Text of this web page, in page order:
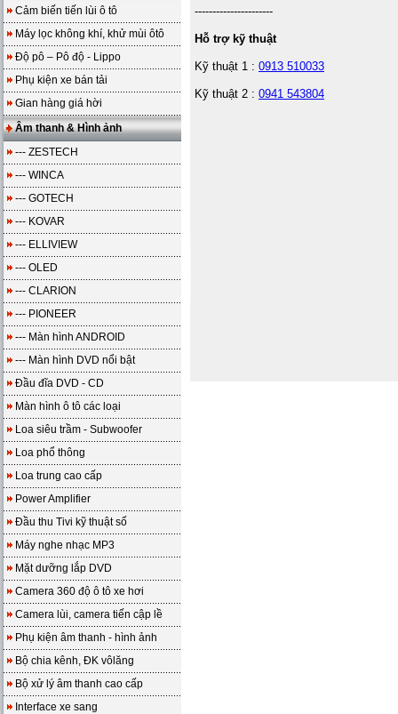
Cảm biến tiến lùi ô tô
Máy lọc không khí, khử mùi ôtô
Độ pô – Pô độ - Lippo
Phụ kiện xe bán tải
Gian hàng giá hời
Âm thanh & Hình ảnh
--- ZESTECH
--- WINCA
--- GOTECH
--- KOVAR
--- ELLIVIEW
--- OLED
--- CLARION
--- PIONEER
--- Màn hình ANDROID
--- Màn hình DVD nổi bật
Đầu đĩa DVD - CD
Màn hình ô tô các loại
Loa siêu trầm - Subwoofer
Loa phổ thông
Loa trung cao cấp
Power Amplifier
Đầu thu Tivi kỹ thuật số
Máy nghe nhạc MP3
Mặt dưỡng lắp DVD
Camera 360 độ ô tô xe hơi
Camera lùi, camera tiến cập lề
Phụ kiện âm thanh - hình ảnh
Bộ chia kênh, ĐK vôlăng
Bộ xử lý âm thanh cao cấp
Interface xe sang
----------------------
Hỗ trợ kỹ thuật
Kỹ thuật 1 : 0913 510033
Kỹ thuật 2 : 0941 543804